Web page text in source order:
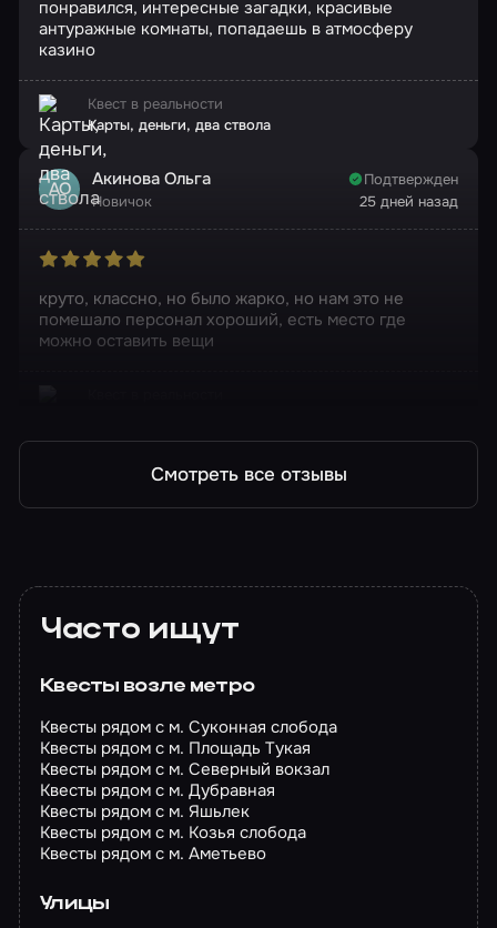
понравился, интересные загадки, красивые
антуражные комнаты, попадаешь в атмосферу
казино
Квест в реальности
Карты, деньги, два ствола
АО Акинова Ольга
Новичок
Подтвержден
25 дней назад
круто, классно, но было жарко, но нам это не
помешало персонал хороший, есть место где
можно оставить вещи
Смотреть все отзывы
Часто ищут
Квесты возле метро
Квесты рядом с м. Суконная слобода
Квесты рядом с м. Площадь Тукая
Квесты рядом с м. Северный вокзал
Квесты рядом с м. Дубравная
Квесты рядом с м. Яшьлек
Квесты рядом с м. Козья слобода
Квесты рядом с м. Аметьево
Улицы